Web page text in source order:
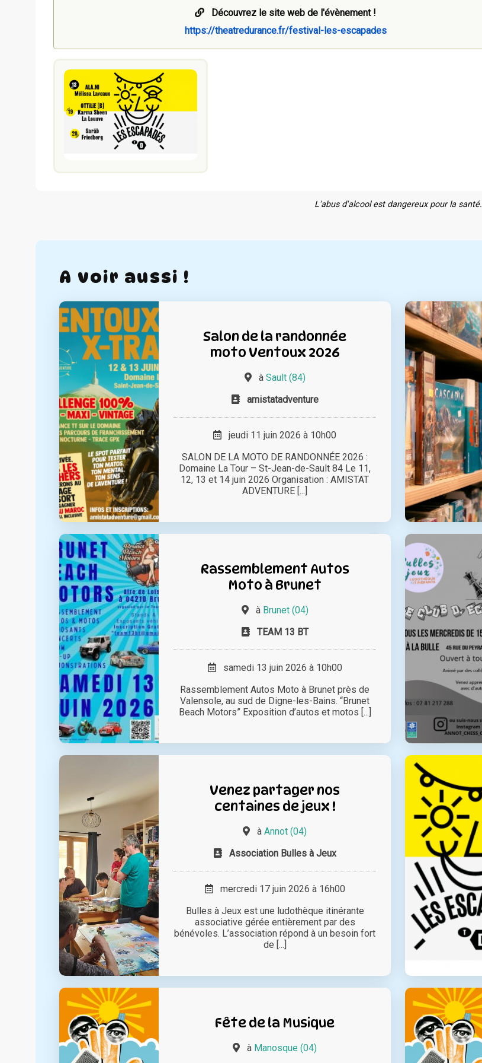
Découvrez le site web de l'évènement !
https://theatredurance.fr/festival-les-escapades
L'abus d'alcool est dangereux pour la santé.
A voir aussi !
Salon de la randonnée
moto Ventoux 2026
à Sault (84)
amistatadventure
jeudi 11 juin 2026 à 10h00
SALON DE LA MOTO DE RANDONNÉE 2026 :
Domaine La Tour – St-Jean-de-Sault 84 Le 11,
12, 13 et 14 juin 2026 Organisation : AMISTAT
ADVENTURE [...]
Rassemblement Autos
Moto à Brunet
à Brunet (04)
TEAM 13 BT
samedi 13 juin 2026 à 10h00
Rassemblement Autos Moto à Brunet près de
Valensole, au sud de Digne-les-Bains. “Brunet
Beach Motors” Exposition d’autos et motos [...]
Venez partager nos
centaines de jeux !
àAnnot (04)
Association Bulles à Jeux
mercredi 17 juin 2026 à 16h00
Bulles à Jeux est une ludothèque itinérante
associative gérée entièrement par des
bénévoles. L’association répond à un besoin fort
de [...]
Fête de la Musique
à Manosque (04)